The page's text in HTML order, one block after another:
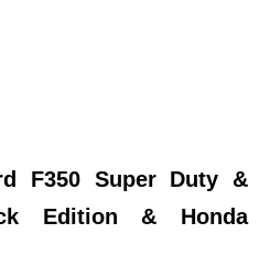
F350 Super Duty &
Edition & Honda